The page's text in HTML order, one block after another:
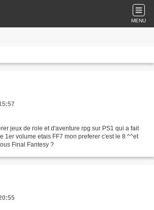
MENU
jeux de role et d'aventure rpg sur PS1 qui a fait
1er volume etais FF7 mon preferer c'est le 8 ^^et
Final Fantesy ?